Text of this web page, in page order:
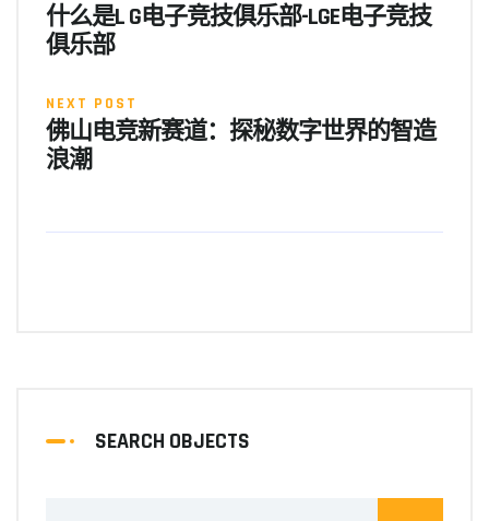
什么是L G电子竞技俱乐部-LGE电子竞技
俱乐部
NEXT POST
佛山电竞新赛道：探秘数字世界的智造
浪潮
SEARCH OBJECTS